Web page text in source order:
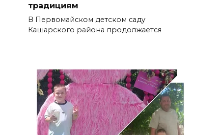
традициям
В Первомайском детском саду
Кашарского района продолжается